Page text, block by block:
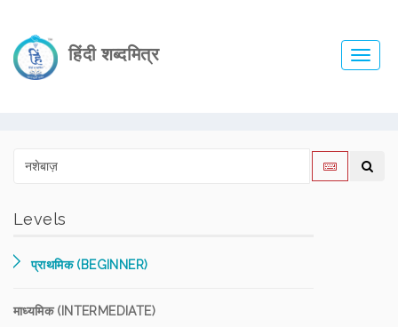
हिंदी शब्दमित्र
Levels
प्राथमिक (BEGINNER)
माध्यमिक (INTERMEDIATE)